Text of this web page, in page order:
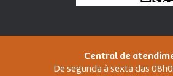
Central de
De segunda à sexta das